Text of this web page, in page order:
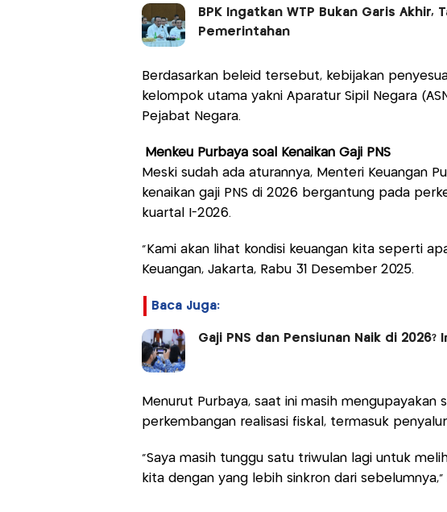
BPK Ingatkan WTP Bukan Garis Akhir,
Pemerintahan
Berdasarkan beleid tersebut, kebijakan
kelompok utama yakni Aparatur Sipil Negara
Pejabat Negara.
Menkeu Purbaya soal Kenaikan Gaji PNS
Meski sudah ada aturannya, Menteri Keuangan
kenaikan gaji PNS di 2026 bergantung pada
kuartal I-2026.
“Kami akan lihat kondisi keuangan kita seperti
Keuangan, Jakarta, Rabu 31 Desember 2025.
Baca Juga:
Gaji PNS dan Pensiunan Naik di 2026?
Menurut Purbaya, saat ini masih mengupayakan
perkembangan realisasi fiskal, termasuk
“Saya masih tunggu satu triwulan lagi untuk
kita dengan yang lebih sinkron dari sebelumnya,"